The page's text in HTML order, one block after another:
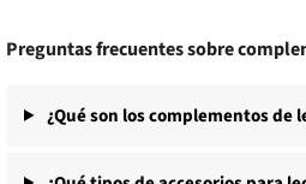
Preguntas frecuentes sobre
¿Qué son los complementos de